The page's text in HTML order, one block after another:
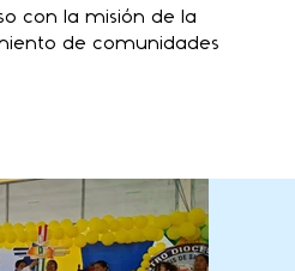
con la misión de la
de comunidades